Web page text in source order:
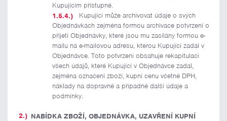
Kupujícím přístupné.
Kupující může archivovat údaje o svých
Objednávkách zejména formou archivace potvrzení o
přijetí Objednávky, které jsou mu zasílány formou e-
mailu na e-mailovou adresu, kterou Kupující zadal v
Objednávce. Toto potvrzení obsahuje rekapitulaci
všech údajů, které Kupující v Objednávce zadal,
zejména označení zboží, kupní cenu včetně DPH,
náklady na dopravné a případné další údaje a
podmínky.
NABÍDKA ZBOŽÍ, OBJEDNÁVKA, UZAVŘENÍ KUPNÍ